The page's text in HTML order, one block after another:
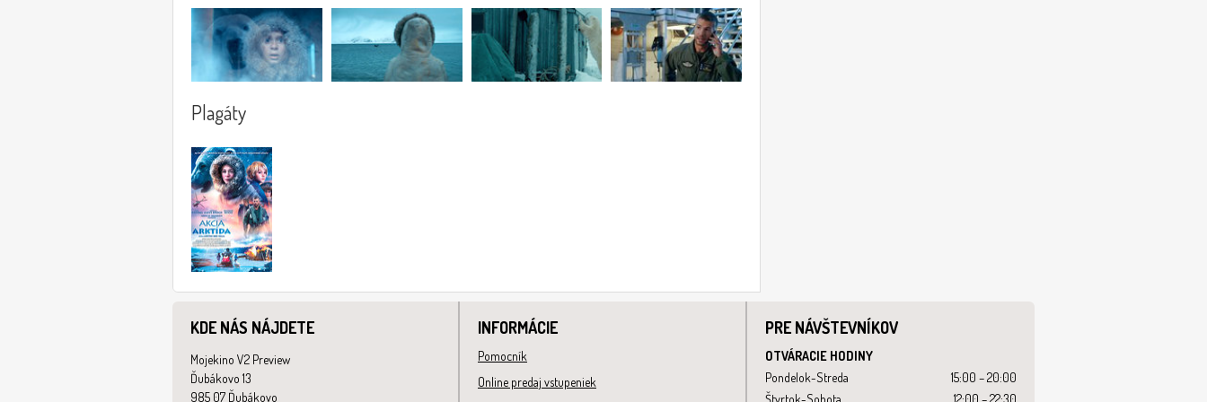
Plagáty
KDE NÁS NÁJDETE
Mojekino V2 Preview
Ďubákovo 13
985 07 Ďubákovo
INFORMÁCIE
Pomocník
Online predaj vstupeniek
PRE NÁVŠTEVNÍKOV
OTVÁRACIE HODINY
Pondelok-Streda
15:00 – 20:00
Štvrtok-Sobota
12:00 – 22:30